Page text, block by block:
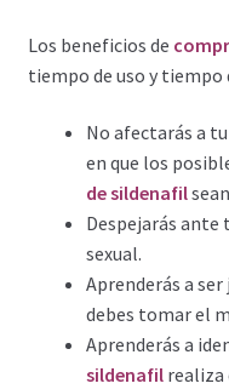
Formas de pago
Mi cuenta
Pago
Política de privacidad
Preguntas frecuentes
Los beneficios de
tiempo de uso y tiempo
No afectarás a
en que los
de sildenafil
Despejarás ante
sexual.
Aprenderás a
debes tomar el
Aprenderás a
sildenafil realiza